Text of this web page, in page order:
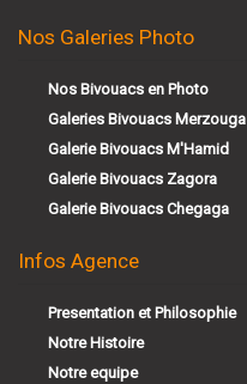
Nos Galeries Photo
Nos Bivouacs en Photo
Galeries Bivouacs Merzouga
Galerie Bivouacs M'Hamid
Galerie Bivouacs Zagora
Galerie Bivouacs Chegaga
Infos Agence
Presentation et Philosophie
Notre Histoire
Notre equipe